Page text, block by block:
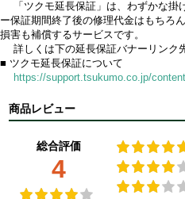
「ツクモ延長保証」は、わずかな掛
ー保証期間終了後の修理代金はもちろ
損害も補償するサービスです。
詳しくは下の延長保証バナーリンク
■ ツクモ延長保証について
https://support.tsukumo.co.jp/
商品レビュー
総合評価
4